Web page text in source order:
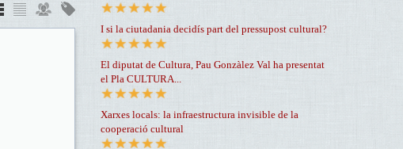
I si la ciutadania decidís part del pressupost cultural?
El diputat de Cultura, Pau Gonzàlez Val ha presentat
el Pla CULTURA...
Xarxes locals: la infraestructura invisible de la
cooperació cultural